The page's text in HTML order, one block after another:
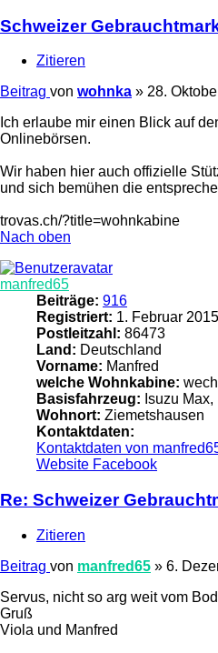
Schweizer
Zitieren
Beitrag von wohnka » 28.
Ich erlaube mir einen Blick auf
Onlinebörsen.
Wir haben hier auch offizielle
und sich bemühen die
trovas.ch/?title=wohnkabine
Nach oben
manfred65
Beiträge: 916
Registriert: 1. Februar
Postleitzahl: 86473
Land: Deutschland
Vorname: Manfred
welche Wohnkabine:
Basisfahrzeug: Isuzu
Wohnort: Ziemetshausen
Kontaktdaten:
Kontaktdaten von
Website Facebook
Re: Schweizer
Zitieren
Beitrag von manfred65 » 6.
Servus, nicht so arg weit vom
Gruß
Viola und Manfred